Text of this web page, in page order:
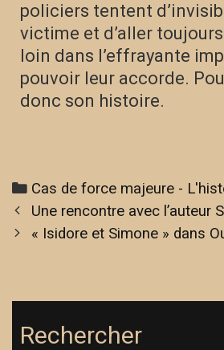
policiers tentent
victime et d’aller
loin dans l’effrayante
pouvoir leur accorde.
donc son histoire.
Cas de force majeure -
Une rencontre avec l’auteur
« Isidore et Simone » dans
Rechercher